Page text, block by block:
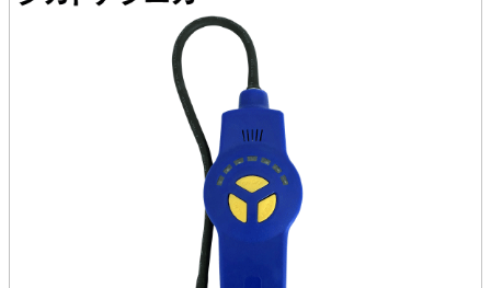
HDMIケーブル・周辺機器／RCAケーブル
電話線／コネクタ／アダプタ
光ファイバー・融着接続機関連
LANケーブル・コネクタ・関連資材/機器
エアコン・換気扇・空調資材
太陽光発電ケーブル・コネクタ・関連資
LAN配線工事
電話工事
電気配管工事
EV充電設備工事
照明設置工事
太陽光発電工事
ホテル・病院向け